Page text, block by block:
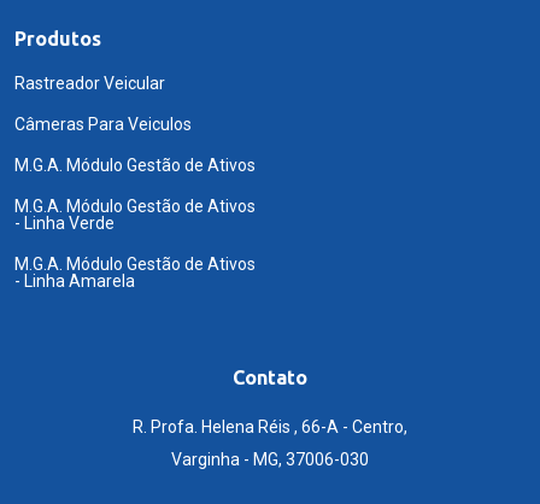
Produtos
Rastreador Veicular
Câmeras Para Veiculos
M.G.A. Módulo Gestão de Ativos
M.G.A. Módulo Gestão de Ativos
- Linha Verde
M.G.A. Módulo Gestão de Ativos
- Linha Amarela
Contato
R. Profa. Helena Réis , 66-A - Centro,
Varginha - MG, 37006-030